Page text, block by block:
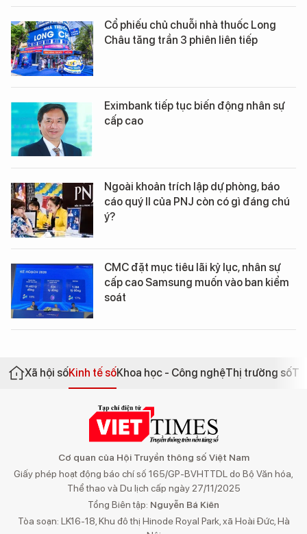
Cổ phiếu chủ chuỗi nhà thuốc Long
Châu tăng trần 3 phiên liên tiếp
Eximbank tiếp tục biến động nhân sự
cấp cao
Ngoài khoản trích lập dự phòng, báo
cáo quý II của PNJ còn có gì đáng chú
ý?
CMC đặt mục tiêu lãi kỷ lục, nhân sự
cấp cao Samsung muốn vào ban kiểm
soát
Xã hội sốKinh tế sốKhoa học - Công nghệThị trường số
Cơ quan của Hội Truyền thông số Việt Nam
Giấy phép hoạt động báo chí số 165/GP-BVHTTDL do Bộ Văn hóa,
Thể thao và Du lịch cấp ngày 27/11/2025
Tổng Biên tập: Nguyễn Bá Kiên
Tòa soạn: LK16-18, Khu đô thị Hinode Royal Park, xã Hoài Đức, Hà